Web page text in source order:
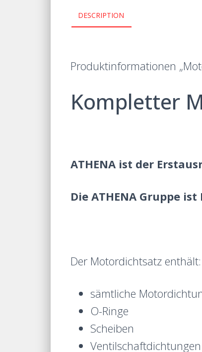
DESCRIPTION
Produktinformationen
Kompletter
ATHENA ist der
Die ATHENA Gruppe
Der Motordichtsatz enthält:
sämtliche
O-Ringe
Scheiben